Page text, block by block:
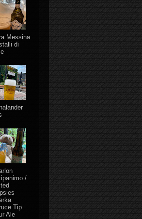
Messina
di
/
Tip
Ale